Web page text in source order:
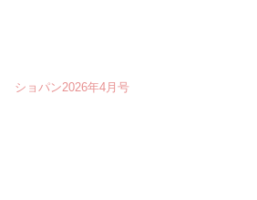
ショパン2026年4月号